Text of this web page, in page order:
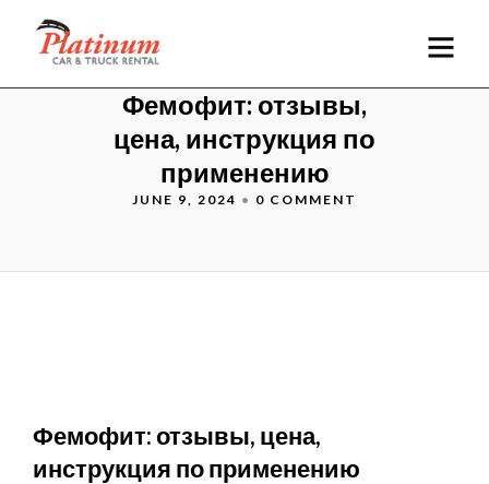
Фемофит: отзывы,
цена, инструкция по
применению
JUNE 9, 2024 • 0 COMMENT
Фемофит: отзывы, цена,
инструкция по применению